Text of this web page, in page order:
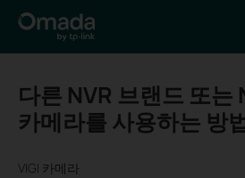
다른 NVR 브랜드 또는
카메라를 사용하는 방
VIGI 카메라